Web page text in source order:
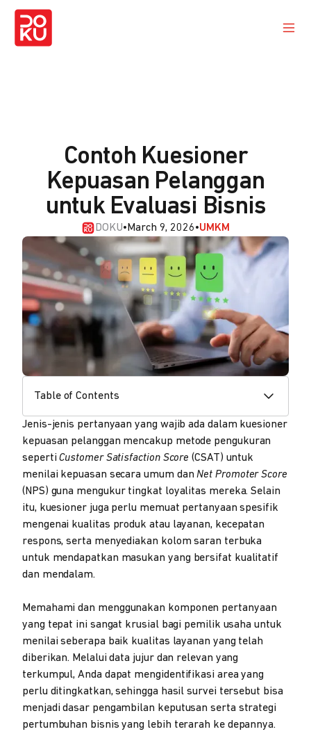
Contoh Kuesioner
Kepuasan Pelanggan
untuk Evaluasi Bisnis
DOKU• March 9, 2026•UMKM
Table of Contents
Jenis-jenis pertanyaan yang wajib ada dalam kuesioner
kepuasan pelanggan mencakup metode pengukuran
sepertiCustomer Satisfaction Score (CSAT) untuk
menilai kepuasan secara umum danNet Promoter Score
(NPS) guna mengukur tingkat loyalitas mereka. Selain
itu, kuesioner juga perlu memuat pertanyaan spesifik
mengenai kualitas produk atau layanan, kecepatan
respons, serta menyediakan kolom saran terbuka
untuk mendapatkan masukan yang bersifat kualitatif
dan mendalam.
Memahami dan menggunakan komponen pertanyaan
yang tepat ini sangat krusial bagi pemilik usaha untuk
menilai seberapa baik kualitas layanan yang telah
diberikan. Melalui data jujur dan relevan yang
terkumpul, Anda dapat mengidentifikasi area yang
perlu ditingkatkan, sehingga hasil survei tersebut bisa
menjadi dasar pengambilan keputusan serta strategi
pertumbuhan bisnis yang lebih terarah ke depannya.